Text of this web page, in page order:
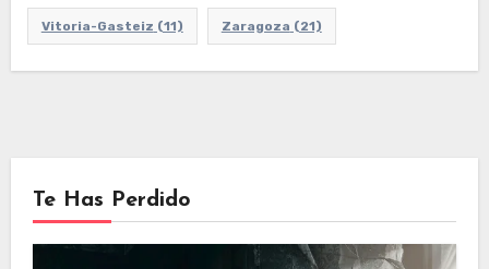
Vitoria-Gasteiz (11) Zaragoza (21)
Te Has Perdido